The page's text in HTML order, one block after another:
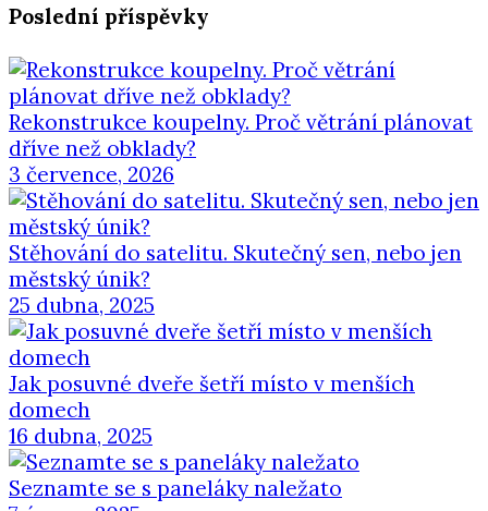
Poslední příspěvky
Rekonstrukce koupelny. Proč větrání plánovat
dříve než obklady?
3 července, 2026
Stěhování do satelitu. Skutečný sen, nebo jen
městský únik?
25 dubna, 2025
Jak posuvné dveře šetří místo v menších
domech
16 dubna, 2025
Seznamte se s paneláky naležato